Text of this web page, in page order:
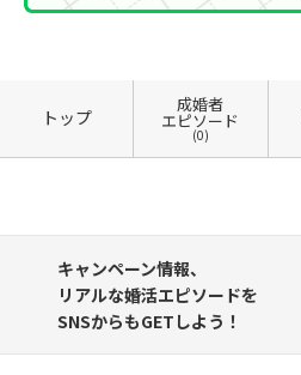
トップ
成婚者
エピソード
(0)
キャンペーン情報、
リアルな婚活エピソードを
SNSからもGETしよう！